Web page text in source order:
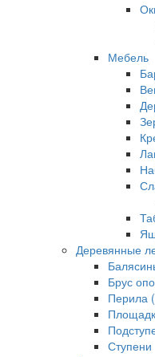
Мебель
Деревянные
Брус
Перила
Ступени